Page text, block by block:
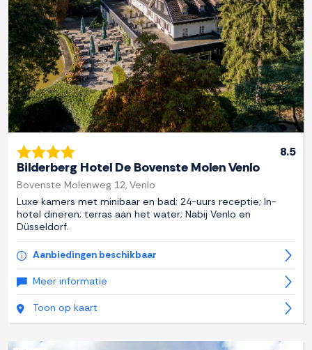
8.5
Bilderberg Hotel De Bovenste Molen Venlo
Bovenste Molenweg 12, Venlo
Luxe kamers met minibaar en bad; 24-uurs receptie; In-
hotel dineren; terras aan het water; Nabij Venlo en
Düsseldorf.
Aanbiedingen beschikbaar
Meer informatie
Toon op kaart